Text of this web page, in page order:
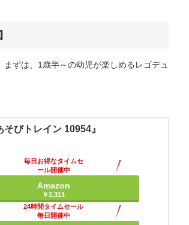
ずは、1歳半～の幼児が楽しめるレゴデュ
びトレイン 10954』
毎日お得なタイムセ
ール開催中
Amazon
￥2,311
24時間タイムセール
毎日開催中